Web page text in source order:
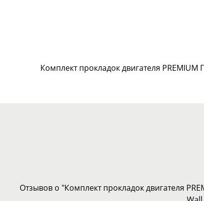
Комплект прокладок двигателя
Отзывов о "Комплект прокладок двигателя